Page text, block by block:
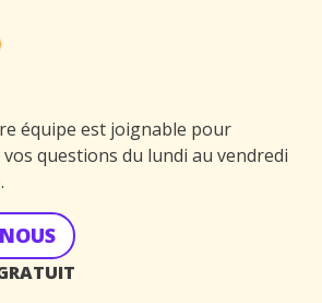
équipe est joignable pour
questions du lundi au vendredi